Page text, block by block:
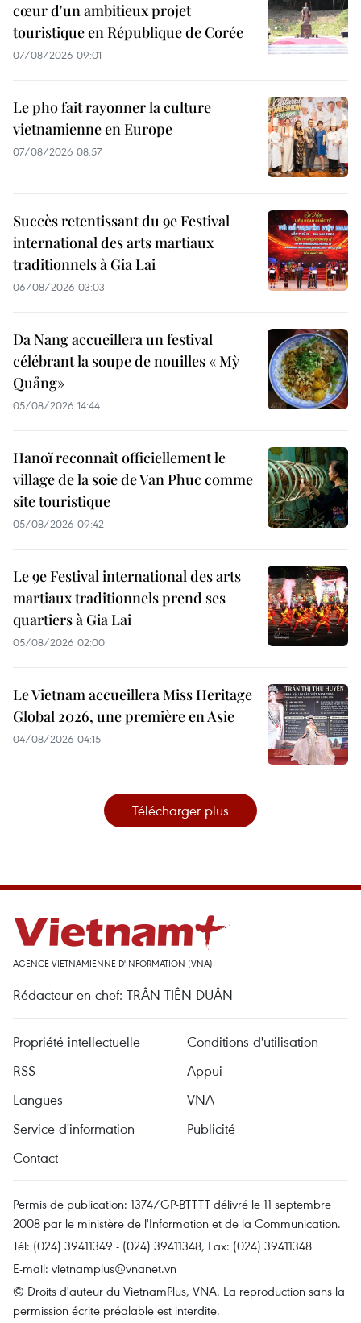
cœur d'un ambitieux projet
touristique en République de Corée
07/08/2026 09:01
Le pho fait rayonner la culture
vietnamienne en Europe
07/08/2026 08:57
Succès retentissant du 9e Festival
international des arts martiaux
traditionnels à Gia Lai
06/08/2026 03:03
Da Nang accueillera un festival
célébrant la soupe de nouilles « Mỳ
Quảng»
05/08/2026 14:44
Hanoï reconnaît officiellement le
village de la soie de Van Phuc comme
site touristique
05/08/2026 09:42
Le 9e Festival international des arts
martiaux traditionnels prend ses
quartiers à Gia Lai
05/08/2026 02:00
Le Vietnam accueillera Miss Heritage
Global 2026, une première en Asie
04/08/2026 04:15
Télécharger plus
AGENCE VIETNAMIENNE D'INFORMATION (VNA)
Rédacteur en chef: TRÂN TIÊN DUÂN
Propriété intellectuelle
Conditions d'utilisation
RSS
Appui
Langues
VNA
Service d'information
Publicité
Contact
Permis de publication: 1374/GP-BTTTT délivré le 11 septembre
2008 par le ministère de l'Information et de la Communication.
Tél: (024) 39411349 - (024) 39411348, Fax: (024) 39411348
E-mail: vietnamplus@vnanet.vn
© Droits d'auteur du VietnamPlus, VNA. La reproduction sans la
permission écrite préalable est interdite.